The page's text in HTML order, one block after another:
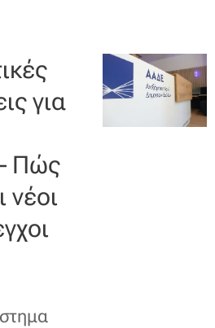
για
Πώς
νέοι